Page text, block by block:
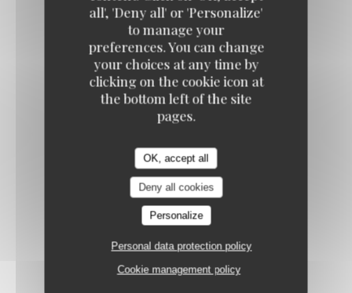
all', 'Deny all' or 'Personalize'
to manage your
preferences. You can change
your choices at any time by
clicking on the cookie icon at
the bottom left of the site
pages.
OK, accept all
Deny all cookies
Personalize
Personal data protection policy
Cookie management policy
ALGUES - 김
Algues séchés grillés et salés
4,00 EUR
Batavia avec sa sauce "ssamjang", ails et piments
4,00 EUR